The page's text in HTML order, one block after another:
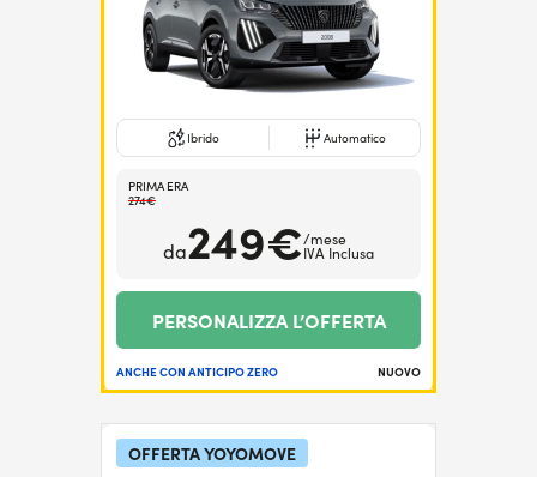
Ibrido Automatico
PRIMA ERA
274€
da249€/mese
IVA Inclusa
PERSONALIZZA L’OFFERTA
ANCHE CON ANTICIPO ZERO NUOVO
OFFERTA YOYOMOVE